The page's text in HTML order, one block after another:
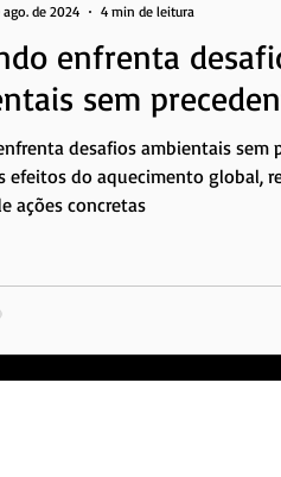
enfrenta
sem
desafios ambientais sem
efeitos do aquecimento global,
ações concretas
de 2024
4 min de leitura